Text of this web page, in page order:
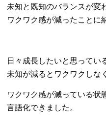
未知と既知のバランスが変
ワクワク感が減ったことに
日々成長したいと思ってい
未知が減るとワクワクしな
ワクワク感が減っている状
言語化できました。